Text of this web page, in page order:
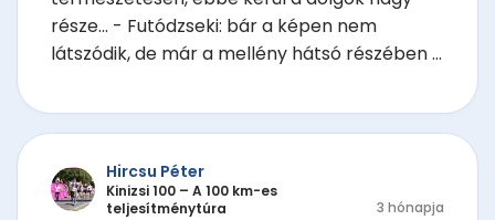
része... - Futódzseki: bár a képen nem
látszódik, de már a mellény hátsó részében ...
Hircsu Péter
Kinizsi 100 – A 100 km-es
teljesítménytúra
3 hónapja